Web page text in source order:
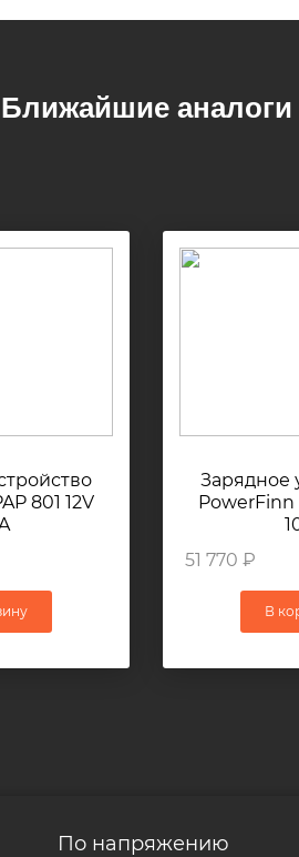
Ближайшие аналоги
801 12V
Зарядное
PowerFinn
51 770 ₽
В
По напряжению